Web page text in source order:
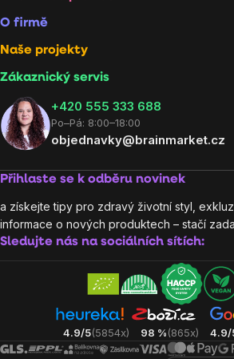
O firmě
Naše projekty
Zákaznický servis
‭+420 555 333 688
Po–Pá: 8:00–18:00
objednavky@brainmarket.cz
Přihlaste se k odběru novinek
a získejte tipy pro zdravý životní styl,
informace o nových produktech – stačí
Sledujte nás na sociálních sítích:
4.9/5(5854x) 98 %(865x) 4.9/